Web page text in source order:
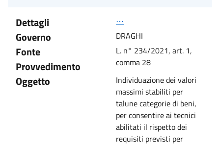
Dettagli
⋯
Governo DRAGHI
Fonte
Provvedimento
L. n° 234/2021, art. 1,
comma 28
Oggetto
Individuazione dei valori
massimi stabiliti per
talune categorie di beni,
per consentire ai tecnici
abilitati il rispetto dei
requisiti previsti per